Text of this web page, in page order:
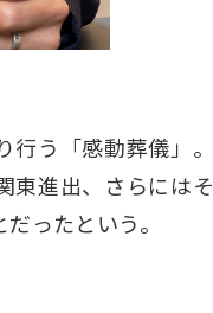
行う「感動葬儀」
東進出、さらには
ったという。